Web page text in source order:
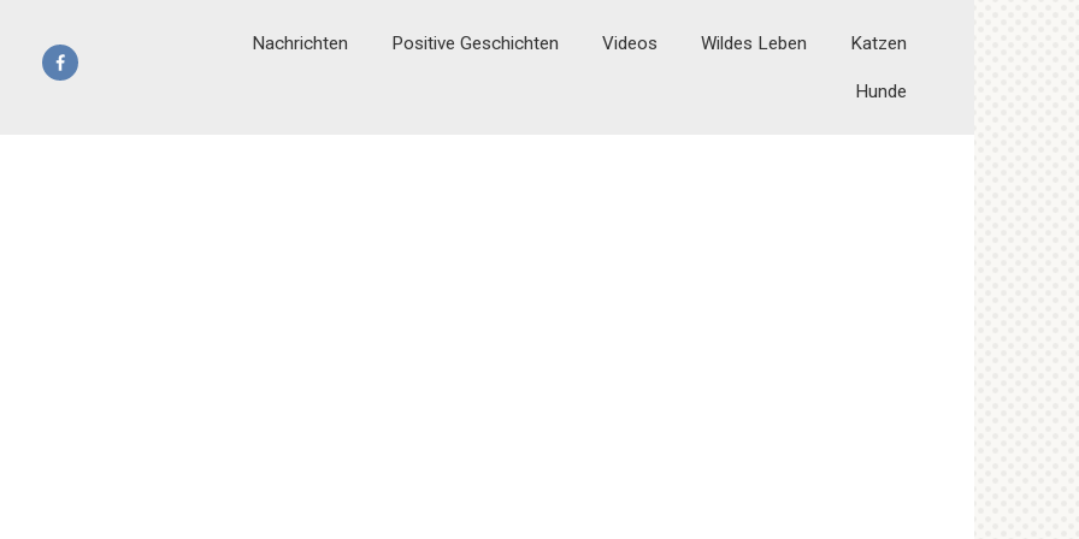
Nachrichten Positive Geschichten Videos Wildes Leben Katzen
Hunde